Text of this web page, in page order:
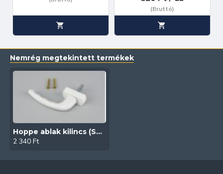
(Bruttó)
Nemrég megtekintett termékek
Hoppe ablak kilincs (Secustic)
2 340 Ft